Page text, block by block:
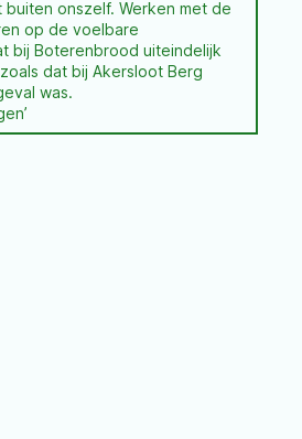
onszelf. Werken met de
op de voelbare
bij Boterenbrood uiteindelijk
dat bij Akersloot Berg
was.